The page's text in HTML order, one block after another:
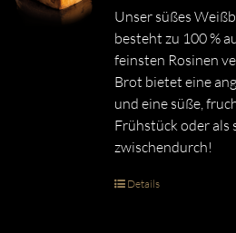
Unser süßes
besteht zu 100 %
feinsten Rosinen
Brot bietet eine
und eine süße,
Frühstück oder als
zwischendurch!
Details